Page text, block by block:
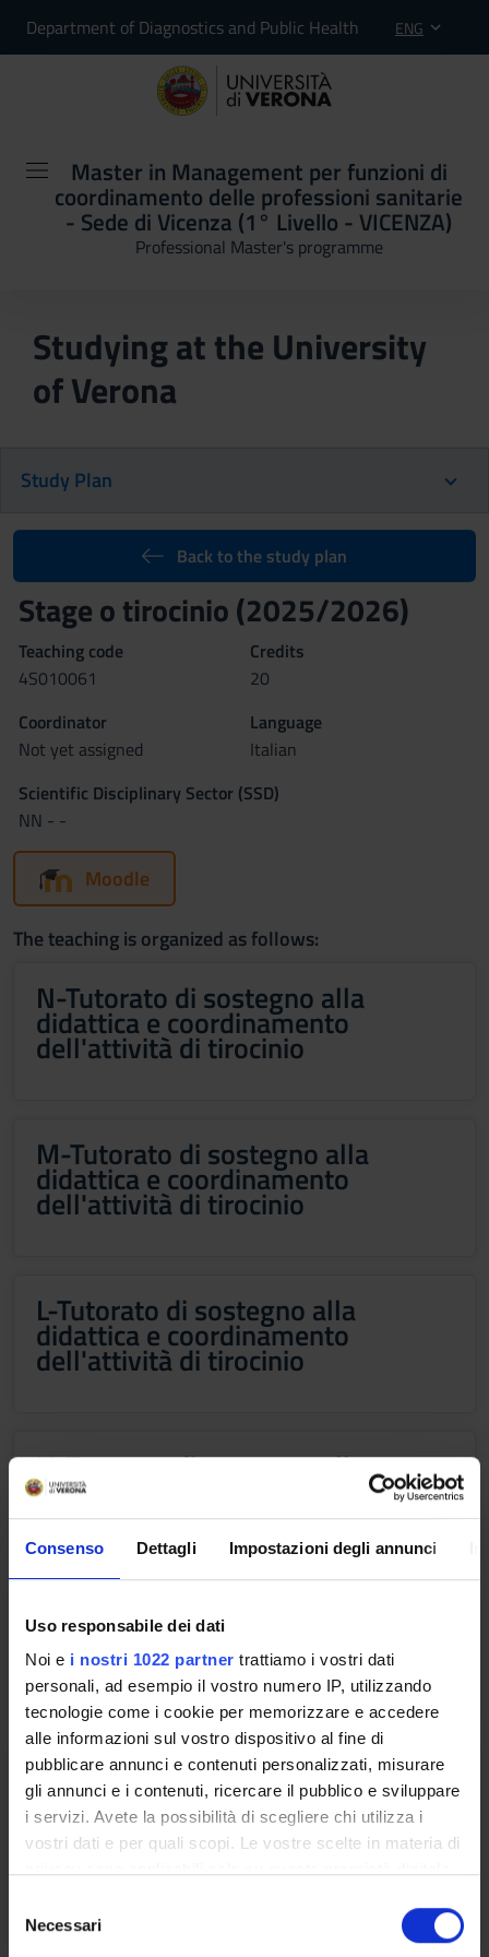
Consenso Dettagli Impostazioni degli annunci
Uso responsabile dei dati
Noi e i nostri 1022 partner trattiamo i vostri dati
personali, ad esempio il vostro numero IP, utilizzando
tecnologie come i cookie per memorizzare e accedere
alle informazioni sul vostro dispositivo al fine di
pubblicare annunci e contenuti personalizzati, misurare
gli annunci e i contenuti, ricercare il pubblico e sviluppare
i servizi. Avete la possibilità di scegliere chi utilizza i
vostri dati e per quali scopi. Le vostre scelte in materia di
modificare o revocare il proprio consenso in qualsiasi
momento dalla Dichiarazione sui cookie o facendo clic
Necessari
Department of Diagnostics and Public Health ENG
Master in Management per funzioni di
coordinamento delle professioni sanitarie
- Sede di Vicenza (1° Livello - VICENZA)
Professional Master's programme
Studying at the University
of Verona
Study Plan
Back to the study plan
Stage o tirocinio (2025/2026)
Teaching code
4S010061
Credits
20
Coordinator
Not yet assigned
Language
Italian
Scientific Disciplinary Sector (SSD)
NN - -
Moodle
The teaching is organized as follows:
N-Tutorato di sostegno alla
didattica e coordinamento
dell'attività di tirocinio
M-Tutorato di sostegno alla
didattica e coordinamento
dell'attività di tirocinio
L-Tutorato di sostegno alla
didattica e coordinamento
dell'attività di tirocinio
H-Tutorato di sostegno alla
didattica e coordinamento
dell'attività di tirocinio
G-Tutorato di sostegno alla
didattica e coordinamento
dell'attività di tirocinio
F-Tutorato di sostegno alla
didattica e coordinamento
dell'attività di tirocinio
Academic staff